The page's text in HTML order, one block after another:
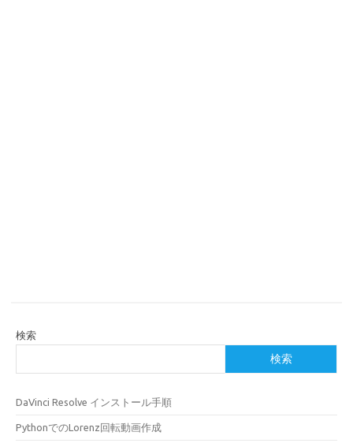
検索
検索
DaVinci Resolve インストール手順
PythonでのLorenz回転動画作成